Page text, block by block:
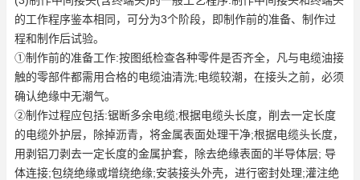
的工作程序鉴本相同，可分为3个阶段，即制作前的准备、制作过
程和制作后试验。
①制作前的准备工作:按图纸检查各种零件是否齐全，凡与电缆油接
触的零部件都需用合格的电缆油清洗;电缆较潮，在接头之前，必须
确认绝缘中无潮气。
②制作过程应包括:锯断多余电缆;根据电缆头长度，削去一定长度
的电缆外护层，除掉沥青，将金属表面处理干净;根据电缆头长度，
用剥铝刀剥去一定长度的金属护套，除去绝缘表面的半导体层; 导
体连接;包绕绝缘或增绕绝缘;安装接头外壳，进行密封处理;灌注绝